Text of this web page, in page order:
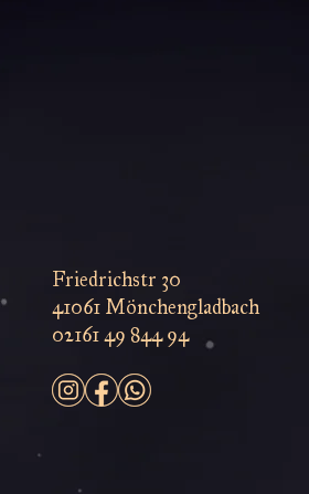
Friedrichstr 30
41061 Mönchengladbach
02161 49 844 94